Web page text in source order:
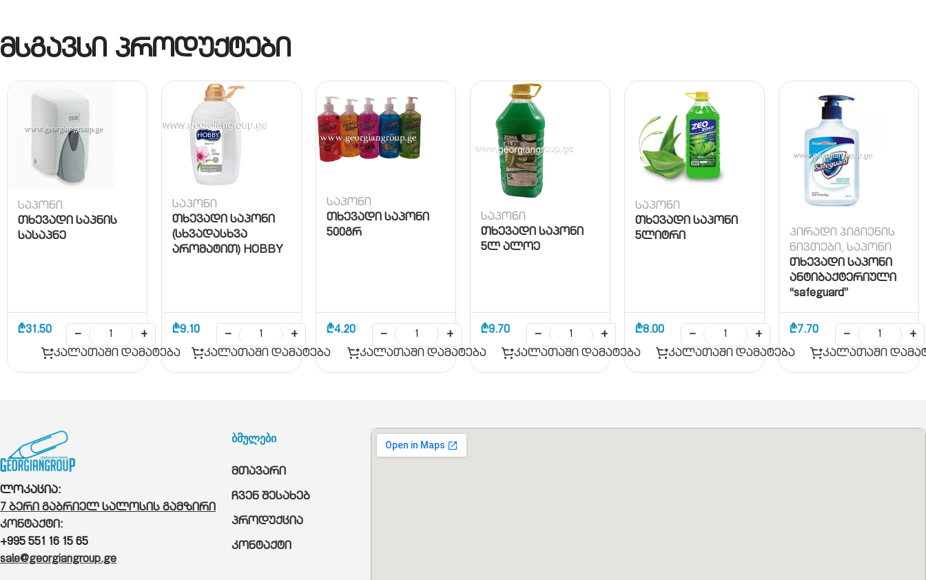
მსგავსი პროდუქტები
საპონი
თხევადი საპნის
სასაპნე
₾31.50 −
+
კალათაში დამატება
საპონი
თხევადი საპონი
(სხვადასხვა
არომატით) HOBBY
₾9.10 −
+
კალათაში დამატება
საპონი
თხევადი საპონი
500გრ
₾4.20 −
+
კალათაში დამატება
საპონი
თხევადი საპონი
5ლ ალოე
₾9.70 −
+
კალათაში დამატება
საპონი
თხევადი საპონი
5ლიტრი
₾8.00 −
+
კალათაში დამატება
პირადი ჰიგიენის
ნივთები, საპონი
თხევადი საპონი
ანტიბაქტერიული
“safeguard”
₾7.70 −
+
კალათაში
ლოკაცია:
7 ბერი გაბრიელ სალოსის გამზირი
კონტაქტი:
+995 551 16 15 65
sale@georgiangroup.ge
ბმულები
მთავარი
ჩვენ შესახებ
პროდუქცია
კონტაქტი